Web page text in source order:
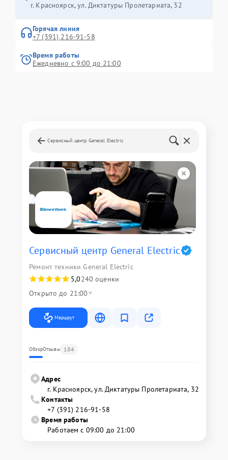
г. Красноярск, ул. Диктатуры Пролетариата, 32
Горячая линия
+7 (391) 216-91-58
Время работы
Ежедневно с 9:00 до 21:00
Сервисный центр General Electric
Сервисный центр General Electric
Ремонт техники General Electric
5,0240 оценки
Открыто до 21:00
Маршрут
ОбзорОтзывы 184
Адрес
г. Красноярск, ул. Диктатуры Пролетариата, 32
Контакты
+7 (391) 216-91-58
Время работы
Работаем с 09:00 до 21:00